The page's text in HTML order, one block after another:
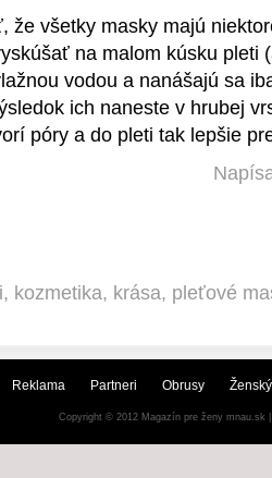
že všetky masky majú
na malom kúsku pleti
vodou a nanášajú sa
ich naneste v hrubej
póry a do pleti tak lepšie
, kozmetika, krása, pleťové
Reklama Partneri Obrusy
Copyright © 2012 Magazín pre ženy mnau.sk